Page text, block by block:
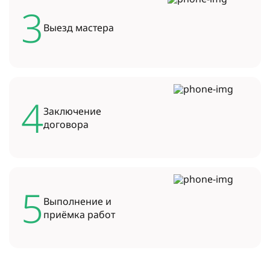
3 Выезд мастера
4Заключение
договора
5Выполнение и
приёмка работ